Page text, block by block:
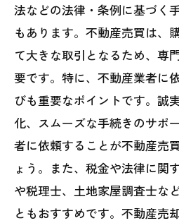
法などの法律・条例に基づく
もあります。不動産売買は、
て大きな取引となるため、専
要です。特に、不動産業者に
びも重要なポイントです。誠
化、スムーズな手続きのサポ
者に依頼することが不動産売
ょう。また、税金や法律に関
や税理士、土地家屋調査士な
ともおすすめです。不動産売